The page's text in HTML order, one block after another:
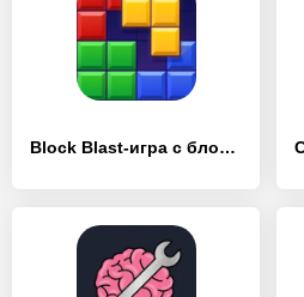
Block Blast-игра с блоками - [MOD Бесконечные деньги]